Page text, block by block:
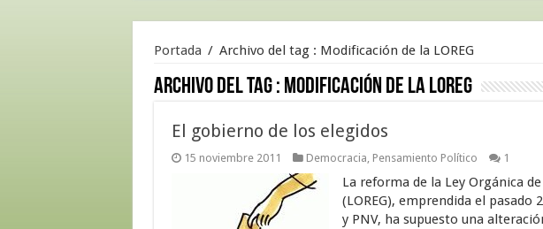
Portada / Archivo del tag : Modificación de la LOREG
Archivo del tag : Modificación de la LOREG
El gobierno de los elegidos
15 noviembre 2011 Democracia, Pensamiento Político 1
La reforma de la Ley Orgánica
(LOREG), emprendida el pasado
y PNV, ha supuesto una